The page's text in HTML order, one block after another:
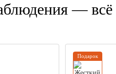
—
Подарок